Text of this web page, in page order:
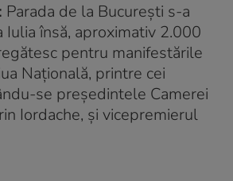
Parada de la București s-a
Iulia însă, aproximativ 2.000
pentru manifestările
Naţională, printre cei
se preşedintele Camerei
Iordache, şi vicepremierul